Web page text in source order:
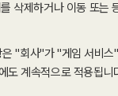
삭제하거나 이동 또는
"회사"가 "게임 서비스
도 계속적으로 적용됩니